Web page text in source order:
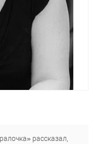
рассказал,